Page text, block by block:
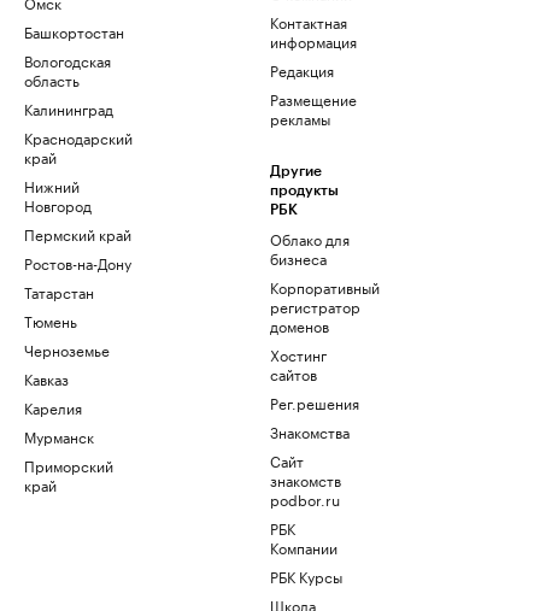
Башкортостан
Вологодская
область
Калининград
Краснодарский
край
Нижний
Новгород
Пермский край
Ростов-на-Дону
Татарстан
Тюмень
Черноземье
Кавказ
Карелия
Мурманск
Приморский
край
Контактная
информация
Редакция
Размещение
рекламы
Другие
продукты
РБК
Облако для
бизнеса
Корпоративный
регистратор
доменов
Хостинг
сайтов
Рег.решения
Знакомства
Сайт
знакомств
podbor.ru
РБК
Компании
РБК Курсы
Школа